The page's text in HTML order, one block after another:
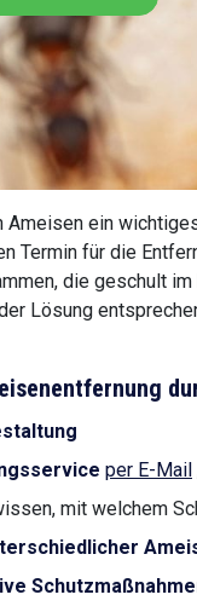
ein
Termin für die
die geschult
Lösung
per E-Mail
mit welchem